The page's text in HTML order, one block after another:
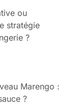
ou
stratégie
?
Marengo :
?